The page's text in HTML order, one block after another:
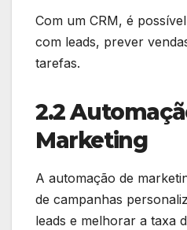
Com um CRM, é
com leads, prever
tarefas.
2.2
Marketing
A automação de
de campanhas
leads e melhorar a taxa